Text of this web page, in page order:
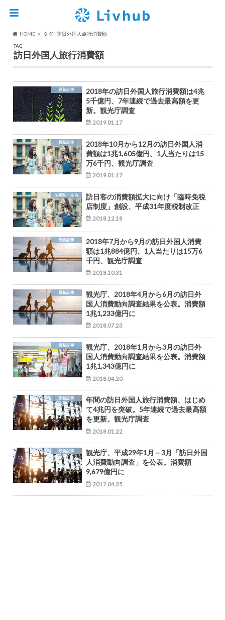
HOME
タグ : 訪日外国人旅行消費額
TAG
訪日外国人旅行消費額
最新記事
2018年の訪日外国人旅行消費額は4兆
5千億円、7年連続で過去最高額を更
新。観光庁調査
2019.01.17
最新記事
2018年10月から12月の訪日外国人消
費額は1兆1,605億円、1人当たりは15
万6千円、観光庁調査
2019.01.17
法規制・条例
訪日客の消費額拡大に向け「臨時免税
店制度」創設、平成31年度税制改正
2018.12.18
最新記事
2018年7月から9月の訪日外国人消費
額は1兆884億円、1人当たりは15万6
千円、観光庁調査
2018.10.31
最新記事
観光庁、2018年4月から6月の訪日外
国人消費動向調査結果を公表。消費額
1兆1,233億円に
2018.07.23
最新記事
観光庁、2018年1月から3月の訪日外
国人消費動向調査結果を公表。消費額
1兆1,343億円に
2018.04.20
最新記事
年間の訪日外国人旅行消費額、はじめ
て4兆円を突破。5年連続で過去最高額
を更新。観光庁調査
2018.01.22
最新記事
観光庁、平成29年1月－3月「訪日外国
人消費動向調査」を公表。消費額
9,679億円に
2017.04.25